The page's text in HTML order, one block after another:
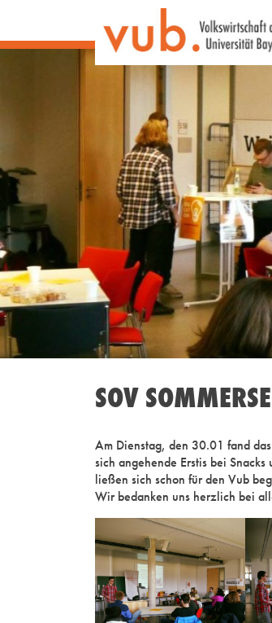
SOV
Am Dienstag, den 30.01 fand
sich angehende Erstis bei
ließen sich schon für den Vub
Wir bedanken uns herzlich bei